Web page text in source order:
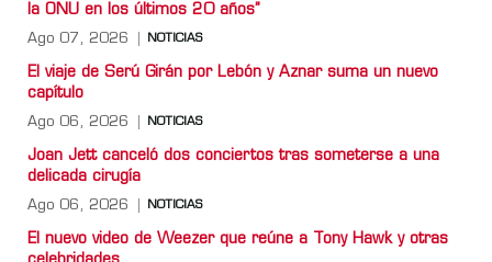
la ONU en los últimos 20 años”
Ago 07, 2026 NOTICIAS
El viaje de Serú Girán por Lebón y Aznar suma un nuevo
capítulo
Ago 06, 2026 NOTICIAS
Joan Jett canceló dos conciertos tras someterse a una
delicada cirugía
Ago 06, 2026 NOTICIAS
El nuevo video de Weezer que reúne a Tony Hawk y otras